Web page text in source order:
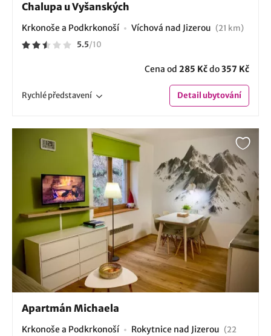
Chalupa u Vyšanských
Krkonoše a Podkrkonoší Víchová nad Jizerou (21 km)
5.5/10
Cena od 285 Kčdo357 Kč
Rychlépředstavení Detailubytování
Apartmán Michaela
Krkonoše a Podkrkonoší Rokytnice nad Jizerou (22